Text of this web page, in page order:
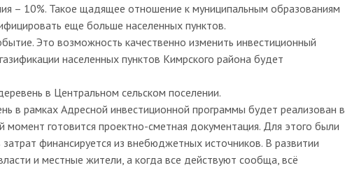
– 10%. Такое щадящее отношение к муниципальным образованиям
еще больше населенных пунктов.
Это возможность качественно изменить инвестиционный
населенных пунктов Кимрского района будет
в Центральном сельском поселении.
в рамках Адресной инвестиционной программы будет реализован в
готовится проектно-сметная документация. Для этого были
финансируется из внебюджетных источников. В развитии
и местные жители, а когда все действуют сообща, всё